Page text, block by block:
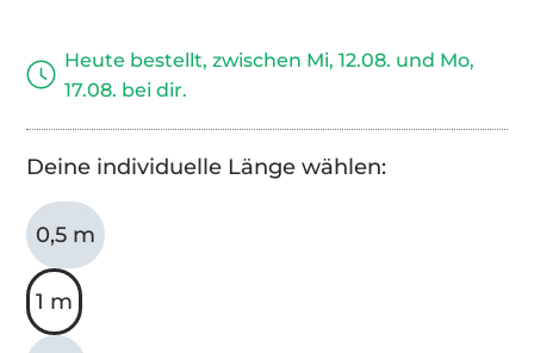
Heute bestellt, zwischen Mi, 12.08. und Mo,
17.08. bei dir.
Deine individuelle Länge wählen:
0,5 m
1 m